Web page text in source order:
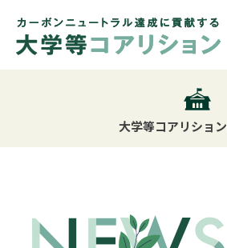
大学等コアリション